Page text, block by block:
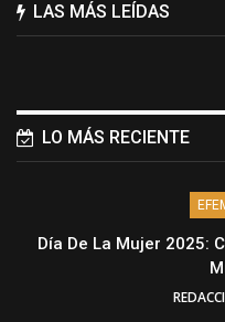
LAS MÁS LEÍDAS
LO MÁS RECIENTE
Día De La Mujer 2025: